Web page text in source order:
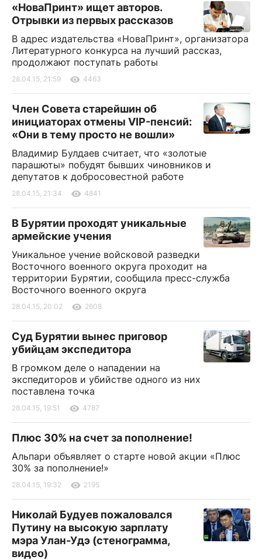
«НоваПринт» ищет авторов.
Отрывки из первых рассказов
В адрес издательства «НоваПринт», организатора
Литературного конкурса на лучший рассказ,
продолжают поступать работы
28.04.15, 21:59 4463
Член Совета старейшин об
инициаторах отмены VIP-пенсий:
«Они в тему просто не вошли»
Владимир Булдаев считает, что «золотые
парашюты» побудят бывших чиновников и
депутатов к добросовестной работе
28.04.15, 21:34 4841
В Бурятии проходят уникальные
армейские учения
Уникальное учение войсковой разведки
Восточного военного округа проходит на
территории Бурятии, сообщила пресс-служба
Восточного военного округа
28.04.15, 20:02 2608
Суд Бурятии вынес приговор
убийцам экспедитора
В громком деле о нападении на
экспедиторов и убийстве одного из них
поставлена точка
28.04.15, 19:51 4787
Плюс 30% на счет за пополнение!
Альпари объявляет о старте новой акции «Плюс
30% за пополнение!»
28.04.15, 19:32 2195
Николай Будуев пожаловался
Путину на высокую зарплату
мэра Улан-Удэ (стенограмма,
видео)